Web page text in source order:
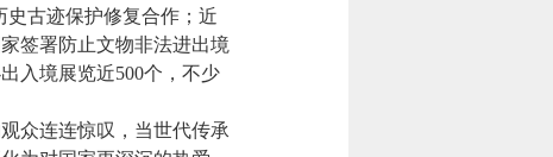
古迹保护修复合作；近
签署防止文物非法进出境
入境展览近500个，不少
众连连惊叹，当世代传承